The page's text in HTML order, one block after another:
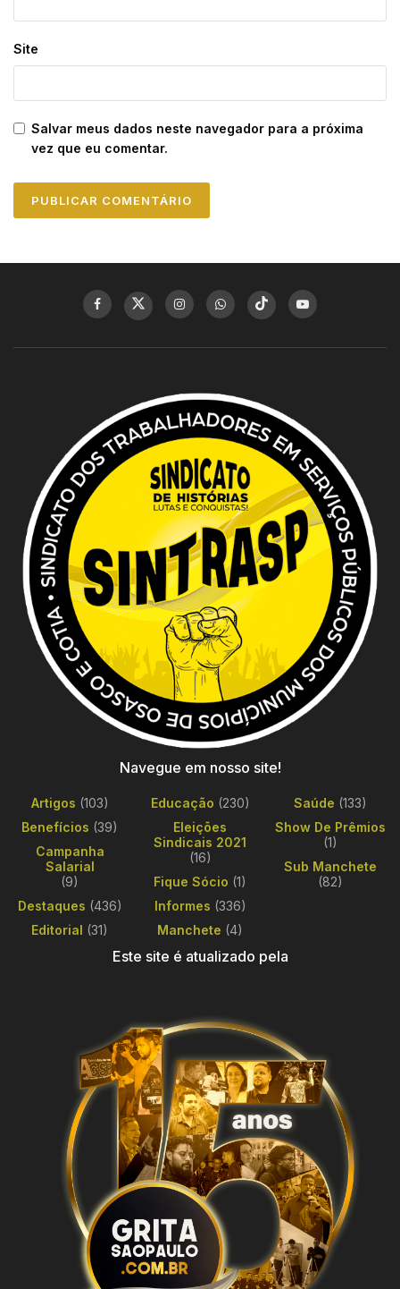
Site
Salvar meus dados neste navegador para a próxima
vez que eu comentar.
Navegue em nosso site!
Artigos (103)
Benefícios (39)
Campanha
Salarial
(9)
Destaques (436)
Editorial (31)
Educação (230)
Eleições
Sindicais 2021
(16)
Fique Sócio (1)
Informes (336)
Manchete (4)
Saúde (133)
Show De Prêmios
(1)
Sub Manchete
(82)
Este site é atualizado pela